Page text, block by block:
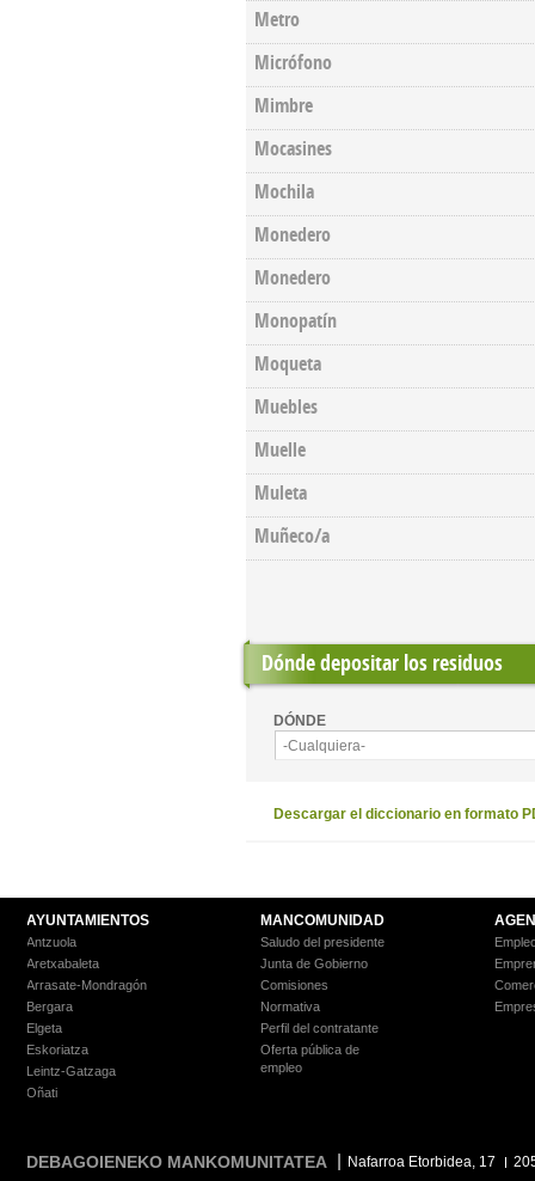
Metro
Micrófono
Mimbre
Mocasines
Mochila
Monedero
Monedero
Monopatín
Moqueta
Muebles
Muelle
Muleta
Muñeco/a
Dónde depositar los residuos
DÓNDE
-Cualquiera-
Descargar el diccionario en formato
AYUNTAMIENTOS
Antzuola
Aretxabaleta
Arrasate-Mondragón
Bergara
Elgeta
Eskoriatza
Leintz-Gatzaga
Oñati
MANCOMUNIDAD
Saludo del presidente
Junta de Gobierno
Comisiones
Normativa
Perfil del contratante
Oferta pública de
empleo
DEBAGOIENEKO MANKOMUNITATEA Nafarroa Etorbidea, 17